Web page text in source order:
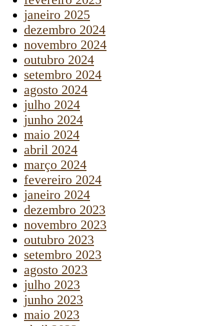
janeiro 2025
dezembro 2024
novembro 2024
outubro 2024
setembro 2024
agosto 2024
julho 2024
junho 2024
maio 2024
abril 2024
março 2024
fevereiro 2024
janeiro 2024
dezembro 2023
novembro 2023
outubro 2023
setembro 2023
agosto 2023
julho 2023
junho 2023
maio 2023